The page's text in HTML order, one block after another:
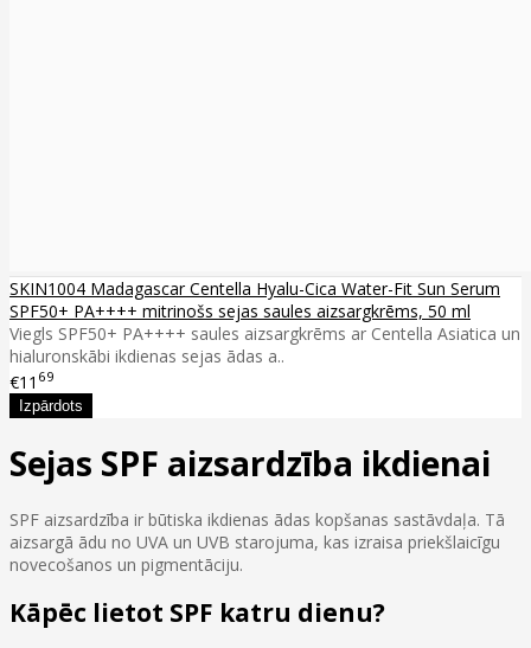
SKIN1004 Madagascar Centella Hyalu-Cica Water-Fit Sun Serum
SPF50+ PA++++ mitrinošs sejas saules aizsargkrēms, 50 ml
Viegls SPF50+ PA++++ saules aizsargkrēms ar Centella Asiatica un
hialuronskābi ikdienas sejas ādas a..
€11 69
Sejas SPF aizsardzība ikdienai
SPF aizsardzība ir būtiska ikdienas ādas kopšanas sastāvdaļa. Tā
aizsargā ādu no UVA un UVB starojuma, kas izraisa priekšlaicīgu
novecošanos un pigmentāciju.
Kāpēc lietot SPF katru dienu?